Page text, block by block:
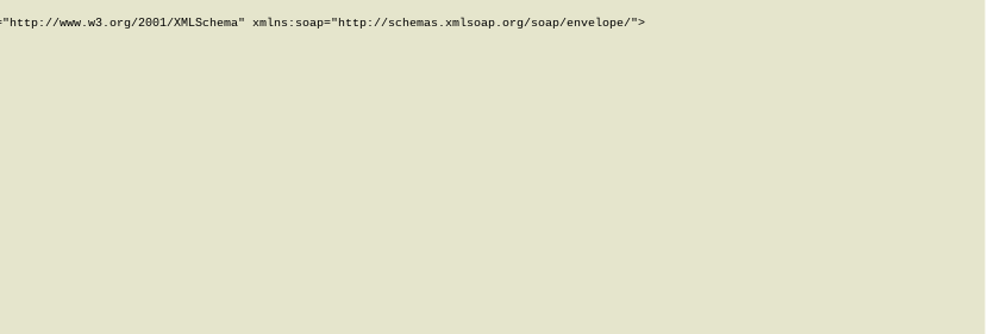
www.w3.org/2001/XMLSchema" xmlns:soap="http://schemas.xmlsoap.org/soap/envelope/">